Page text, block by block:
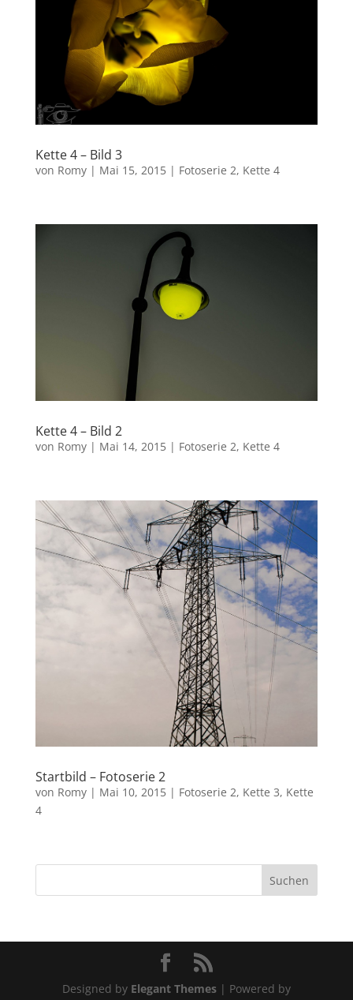
Kette 4 – Bild 3
von Romy| Mai 15, 2015| Fotoserie 2, Kette 4
Kette 4 – Bild 2
von Romy| Mai 14, 2015| Fotoserie 2, Kette 4
Startbild – Fotoserie 2
von Romy| Mai 10, 2015| Fotoserie 2, Kette 3, Kette
4
Designed by Elegant Themes| Powered by